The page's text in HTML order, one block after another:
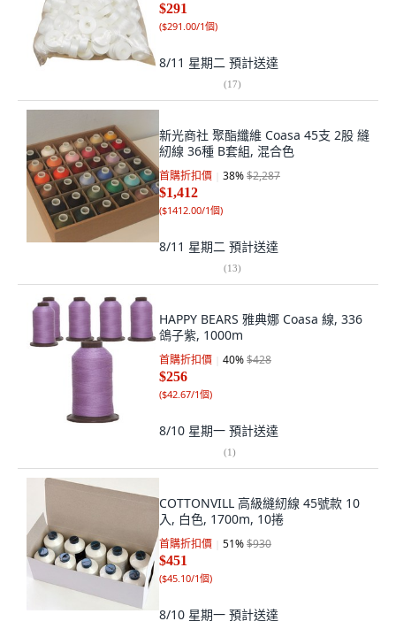
$291
($291.00/1個)
8/11 星期二 預計送達
(17)
新光商社 聚酯纖維 Coasa 45支 2股 縫
紉線 36種 B套組, 混合色
首購折扣價 38%$2,287
$1,412
($1412.00/1個)
8/11 星期二 預計送達
(13)
HAPPY BEARS 雅典娜 Coasa 線, 336
鴿子紫, 1000m
首購折扣價 40%$428
$256
($42.67/1個)
8/10 星期一 預計送達
(1)
COTTONVILL 高級縫紉線 45號款 10
入, 白色, 1700m, 10捲
首購折扣價 51%$930
$451
($45.10/1個)
8/10 星期一 預計送達